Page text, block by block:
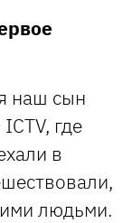
наш сын
где
в
людьми.